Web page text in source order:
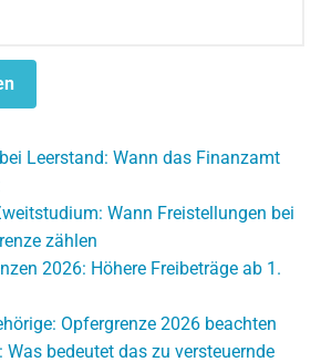
Leerstand: Wann das Finanzamt
Wann Freistellungen bei
zählen
2026: Höhere Freibeträge ab 1.
Opfergrenze 2026 beachten
Was bedeutet das zu versteuernde